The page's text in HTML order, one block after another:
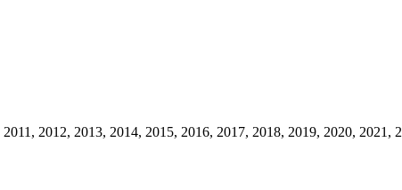
2011, 2012, 2013, 2014, 2015, 2016, 2017, 2018, 2019, 2020,